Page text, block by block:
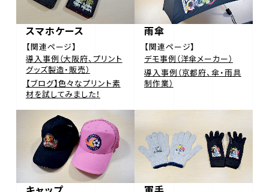
スマホケース
【関連ページ】
導入事例（大阪府、プリント
グッズ製造・販売）
【ブログ】色々なプリント素
材を試してみました！
雨傘
【関連ページ】
デモ事例（洋傘メーカー）
導入事例（京都府、傘・雨具
制作業）